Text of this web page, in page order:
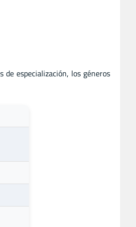
de especialización, los géneros